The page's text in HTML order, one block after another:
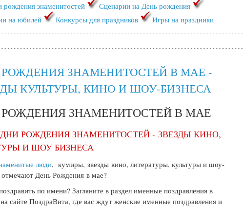
рождения знаменитостей
Сценарии на День рождения
на юбилей
Конкурсы для праздников Игры на праздники
ЗНАМЕНИТОСТЕЙ В МАЕ -
КУЛЬТУРЫ, КИНО И ШОУ-БИЗНЕСА
ЗНАМЕНИТОСТЕЙ В МАЕ
РОЖДЕНИЯ ЗНАМЕНИТОСТЕЙ - ЗВЕЗДЫ КИНО,
И ШОУ БИЗНЕСА
люди, кумиры, звезды кино, литературы, культуры и шоу-
отмечают День Рождения в мае?
по имени? Загляните в раздел именные поздравления в
сайте ПоздраВита, где вас ждут женские именные поздравления и